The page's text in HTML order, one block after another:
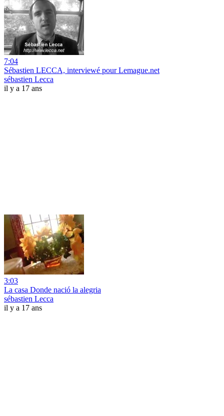
7:04
Sébastien LECCA, interviewé pour Lemague.net
sébastien Lecca
il y a 17 ans
3:03
La casa Donde nació la alegria
sébastien Lecca
il y a 17 ans